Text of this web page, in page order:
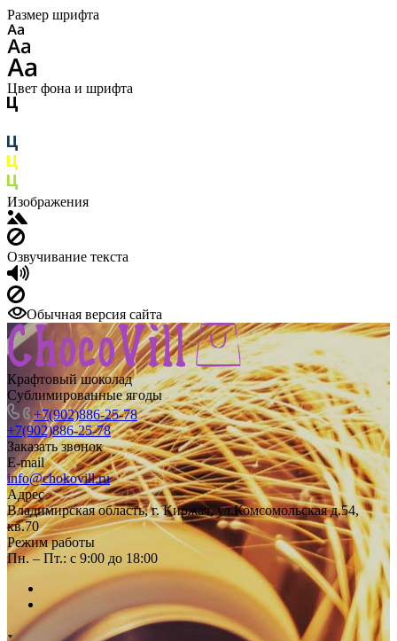
Размер шрифта
Цвет фона и шрифта
Изображения
Озвучивание текста
Обычная версия сайта
Крафтовый шоколад
Сублимированные ягоды
+7(902)886-25-78
+7(902)886-25-78
Заказать звонок
E-mail
info@chokovill.ru
Адрес
Владимирская область, г. Киржач, ул.Комсомольская д.54,
кв.70
Режим работы
Пн. – Пт.: с 9:00 до 18:00